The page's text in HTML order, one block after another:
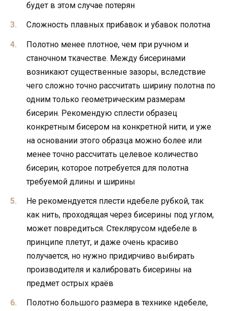
будет в этом случае потерян
Сложность плавных прибавок и убавок полотна
Полотно менее плотное, чем при ручном и
станочном ткачестве. Между бисеринами
возникают существенные зазоры, вследствие
чего сложно точно рассчитать ширину полотна по
одним только геометрическим размерам
бисерин. Рекомендую сплести образец
конкретным бисером на конкретной нити, и уже
на основании этого образца можно более или
менее точно рассчитать целевое количество
бисерин, которое потребуется для полотна
требуемой длины и ширины
Не рекомендуется плести ндебеле рубкой, так
как нить, проходящая через бисерины под углом,
может повредиться. Стеклярусом ндебеле в
принципе плетут, и даже очень красиво
получается, но нужно придирчиво выбирать
производителя и калибровать бисерины на
предмет острых краёв
Полотно большого размера в технике ндебеле,